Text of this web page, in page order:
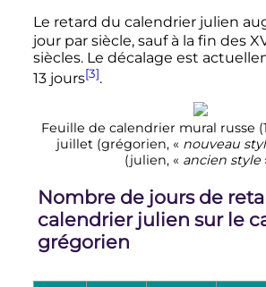
Le retard du calendrier julien
jour par siècle, sauf à la fin des
siècles. Le décalage est
13 jours[3].
Feuille de calendrier mural russe
juillet (grégorien, « nouveau
(julien, « ancien style
Nombre de jours de
calendrier julien sur le
grégorien